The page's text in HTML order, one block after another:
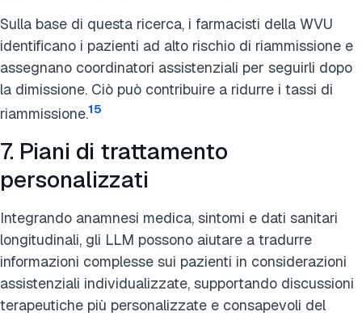
Sulla base di questa ricerca, i farmacisti della WVU
identificano i pazienti ad alto rischio di riammissione e
assegnano coordinatori assistenziali per seguirli dopo
la dimissione. Ciò può contribuire a ridurre i tassi di
riammissione.15
7. Piani di trattamento
personalizzati
Integrando anamnesi medica, sintomi e dati sanitari
longitudinali, gli LLM possono aiutare a tradurre
informazioni complesse sui pazienti in considerazioni
assistenziali individualizzate, supportando discussioni
terapeutiche più personalizzate e consapevoli del